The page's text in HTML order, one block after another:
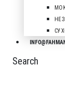
Search